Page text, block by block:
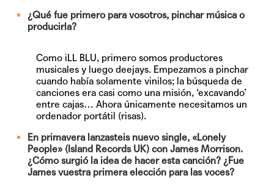
¿Qué fue primero para vosotros, pinchar música o
producirla?
Como iLL BLU, primero somos productores
musicales y luego deejays. Empezamos a pinchar
cuando había solamente vinilos; la búsqueda de
canciones era casi como una misión, ‘excavando’
entre cajas… Ahora únicamente necesitamos un
ordenador portátil (risas).
En primavera lanzasteis nuevo single, «Lonely
People» (Island Records UK) con James Morrison.
¿Cómo surgió la idea de hacer esta canción? ¿Fue
James vuestra primera elección para las voces?